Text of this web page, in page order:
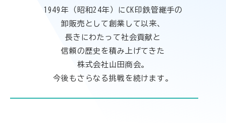
1949年（昭和24年）にCK印鉄管継手の
卸販売として創業して以来、
長きにわたって社会貢献と
信頼の歴史を積み上げてきた
株式会社山田商会。
今後もさらなる挑戦を続けます。